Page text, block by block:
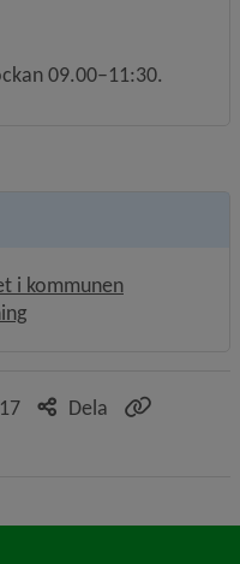
09.00–11:30.
i kommunen
Dela